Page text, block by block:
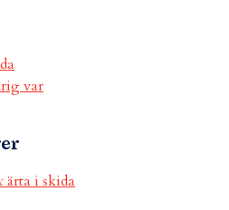
var
ärta i skida